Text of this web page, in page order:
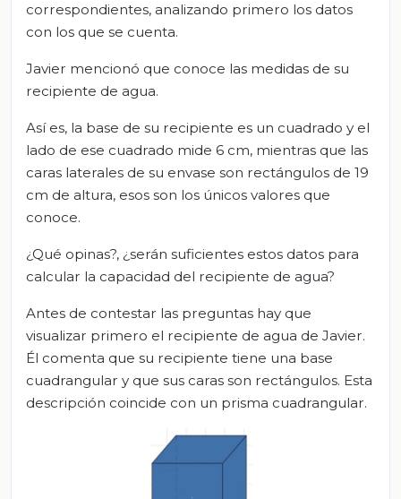
correspondientes, analizando primero los datos
con los que se cuenta.
Javier mencionó que conoce las medidas de su
recipiente de agua.
Así es, la base de su recipiente es un cuadrado y el
lado de ese cuadrado mide 6 cm, mientras que las
caras laterales de su envase son rectángulos de 19
cm de altura, esos son los únicos valores que
conoce.
¿Qué opinas?, ¿serán suficientes estos datos para
calcular la capacidad del recipiente de agua?
Antes de contestar las preguntas hay que
visualizar primero el recipiente de agua de Javier.
Él comenta que su recipiente tiene una base
cuadrangular y que sus caras son rectángulos. Esta
descripción coincide con un prisma cuadrangular.